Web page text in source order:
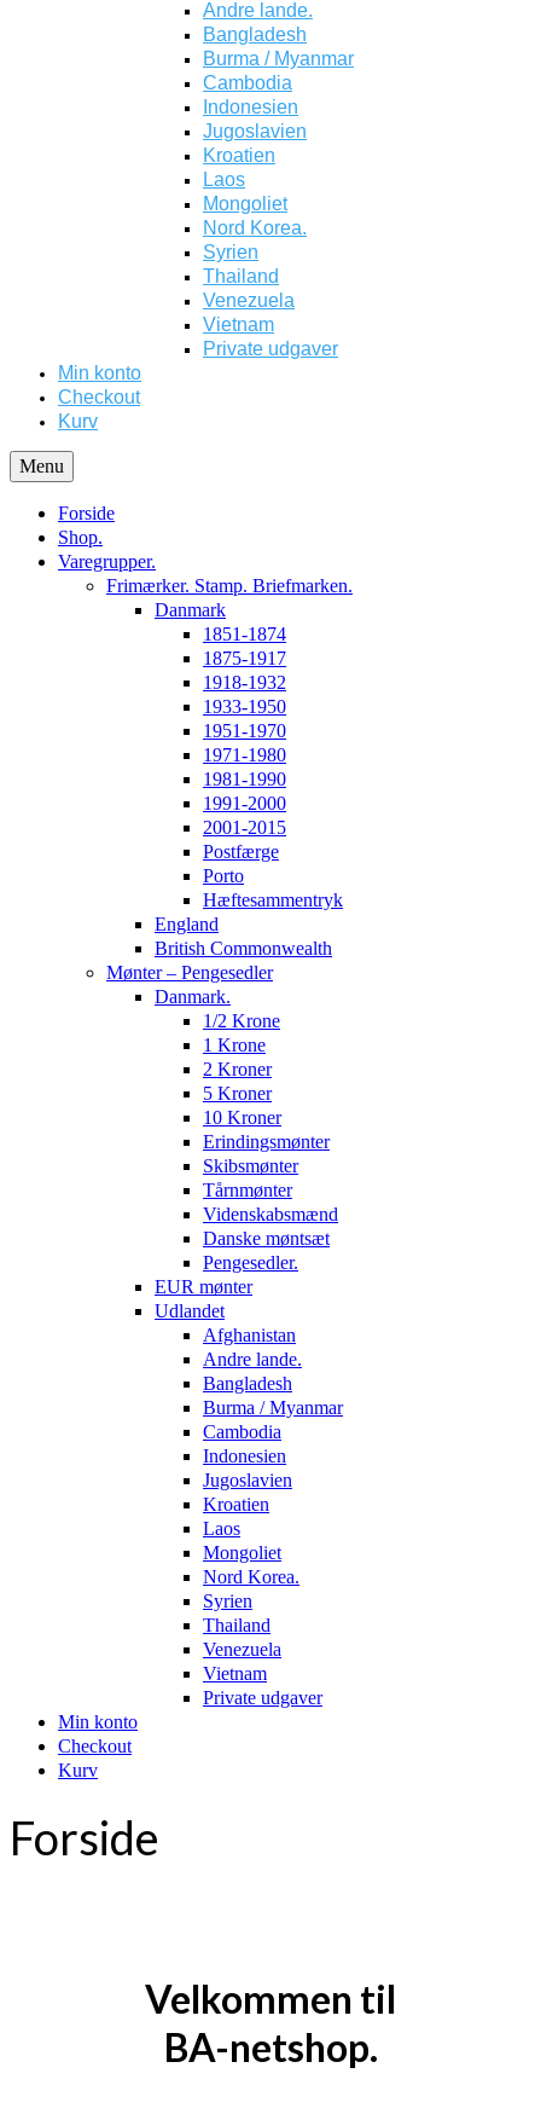
Andre lande.
Bangladesh
Burma / Myanmar
Cambodia
Indonesien
Jugoslavien
Kroatien
Laos
Mongoliet
Nord Korea.
Syrien
Thailand
Venezuela
Vietnam
Private udgaver
Min konto
Checkout
Kurv
Menu
Forside
Shop.
Varegrupper.
Frimærker. Stamp. Briefmarken.
Danmark
1851-1874
1875-1917
1918-1932
1933-1950
1951-1970
1971-1980
1981-1990
1991-2000
2001-2015
Postfærge
Porto
Hæftesammentryk
England
British Commonwealth
Mønter – Pengesedler
Danmark.
1/2 Krone
1 Krone
2 Kroner
5 Kroner
10 Kroner
Erindingsmønter
Skibsmønter
Tårnmønter
Videnskabsmænd
Danske møntsæt
Pengesedler.
EUR mønter
Udlandet
Afghanistan
Andre lande.
Bangladesh
Burma / Myanmar
Cambodia
Indonesien
Jugoslavien
Kroatien
Laos
Mongoliet
Nord Korea.
Syrien
Thailand
Venezuela
Vietnam
Private udgaver
Min konto
Checkout
Kurv
Forside
Velkommen til
BA-netshop.